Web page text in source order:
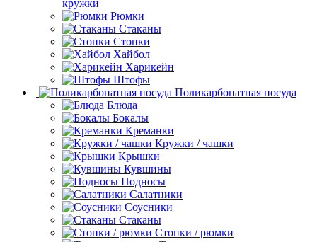
кружки
Рюмки
Стаканы
Стопки
Хайбол
Харикейн
Штофы
Поликарбонатная посуда
Блюда
Бокалы
Креманки
Кружки / чашки
Крышки
Кувшины
Подносы
Салатники
Соусники
Стаканы
Стопки / рюмки